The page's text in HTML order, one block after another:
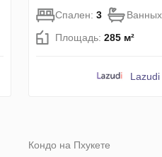
Спален: 3
Площадь: 285 м²
Lazudi
Кондо на Пхукете